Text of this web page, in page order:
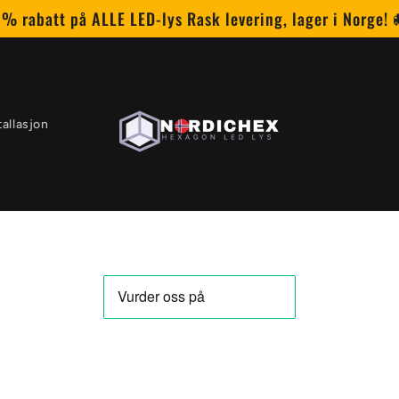
rabatt på ALLE LED-lys Rask levering, lager i Norge!